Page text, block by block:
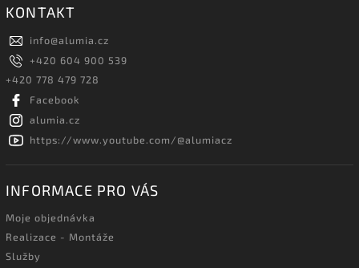
KONTAKT
info@alumia.cz
+420 604 900 539
+420 778 479 728
Facebook
alumia.cz
https://www.youtube.com/@alumiacz
INFORMACE PRO VÁS
Moje objednávka
Realizace - Montáže
Služby